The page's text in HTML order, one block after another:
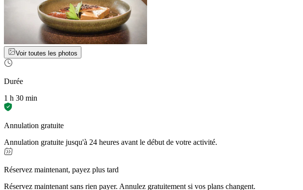
Voir toutes les photos
Durée
1 h 30 min
Annulation gratuite
Annulation gratuite jusqu'à 24 heures avant le début de votre activité.
Réservez maintenant, payez plus tard
Réservez maintenant sans rien payer. Annulez gratuitement si vos plans changent.